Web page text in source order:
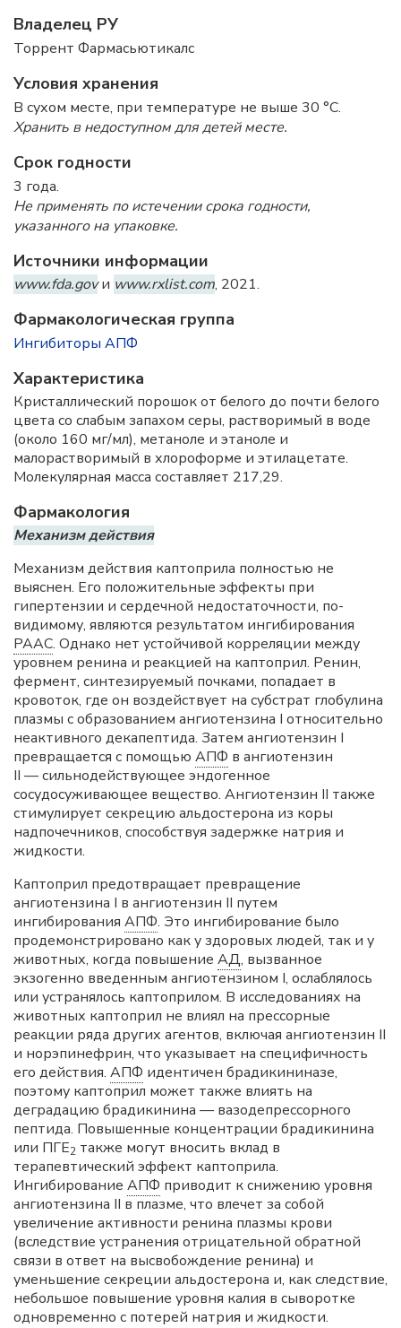
Владелец РУ
Торрент Фармасьютикалс
Условия хранения
В сухом месте, при температуре не выше 30 °C.
Хранить в недоступном для детей месте.
Срок годности
3 года.
Не применять по истечении срока годности,
указанного на упаковке.
Источники информации
www.fda.govи www.rxlist.com, 2021.
Фармакологическая группа
Ингибиторы АПФ
Характеристика
Кристаллический порошок от белого до почти белого
цвета со слабым запахом серы, растворимый в воде
(около 160 мг/мл), метаноле и этаноле и
малорастворимый в хлороформе и этилацетате.
Молекулярная масса составляет 217,29.
Фармакология
Механизм действия
Механизм действия каптоприла полностью не
выяснен. Его положительные эффекты при
гипертензии и сердечной недостаточности, по-
видимому, являются результатом ингибирования
РААС. Однако нет устойчивой корреляции между
уровнем ренина и реакцией на каптоприл. Ренин,
фермент, синтезируемый почками, попадает в
кровоток, где он воздействует на субстрат глобулина
плазмы с образованием ангиотензина I относительно
неактивного декапептида. Затем ангиотензин I
превращается с помощью АПФ в ангиотензин
II — сильнодействующее эндогенное
сосудосуживающее вещество. Ангиотензин II также
стимулирует секрецию альдостерона из коры
надпочечников, способствуя задержке натрия и
жидкости.
Каптоприл предотвращает превращение
ангиотензина I в ангиотензин II путем
ингибирования АПФ. Это ингибирование было
продемонстрировано как у здоровых людей, так и у
животных, когда повышение АД, вызванное
экзогенно введенным ангиотензином I, ослаблялось
или устранялось каптоприлом. В исследованиях на
животных каптоприл не влиял на прессорные
реакции ряда других агентов, включая ангиотензин II
и норэпинефрин, что указывает на специфичность
его действия. АПФ идентичен брадикининазе,
поэтому каптоприл может также влиять на
деградацию брадикинина — вазодепрессорного
пептида. Повышенные концентрации брадикинина
или ПГE2 также могут вносить вклад в
терапевтический эффект каптоприла.
Ингибирование АПФ приводит к снижению уровня
ангиотензина II в плазме, что влечет за собой
увеличение активности ренина плазмы крови
(вследствие устранения отрицательной обратной
связи в ответ на высвобождение ренина) и
уменьшение секреции альдостерона и, как следствие,
небольшое повышение уровня калия в сыворотке
одновременно с потерей натрия и жидкости.